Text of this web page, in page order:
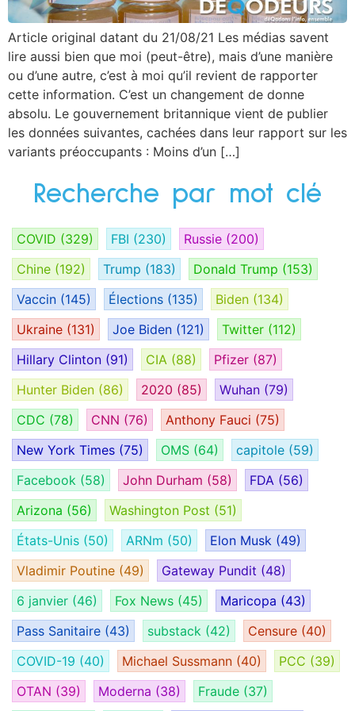
Article original datant du 21/08/21 Les médias savent
lire aussi bien que moi (peut-être), mais d’une manière
ou d’une autre, c’est à moi qu’il revient de rapporter
cette information. C’est un changement de donne
absolu. Le gouvernement britannique vient de publier
les données suivantes, cachées dans leur rapport sur les
variants préoccupants : Moins d’un […]
Recherche par mot clé
COVID (329) FBI (230) Russie (200)
Chine (192) Trump (183) Donald Trump (153)
Vaccin (145) Élections (135) Biden (134)
Ukraine (131) Joe Biden (121) Twitter (112)
Hillary Clinton (91) CIA (88) Pfizer (87)
Hunter Biden (86) 2020 (85) Wuhan (79)
CDC (78) CNN (76) Anthony Fauci (75)
New York Times (75) OMS (64) capitole (59)
Facebook (58) John Durham (58) FDA (56)
Arizona (56) Washington Post (51)
États-Unis (50) ARNm (50) Elon Musk (49)
Vladimir Poutine (49) Gateway Pundit (48)
6 janvier (46) Fox News (45) Maricopa (43)
Pass Sanitaire (43) substack (42) Censure (40)
COVID-19 (40) Michael Sussmann (40) PCC (39)
OTAN (39) Moderna (38) Fraude (37)